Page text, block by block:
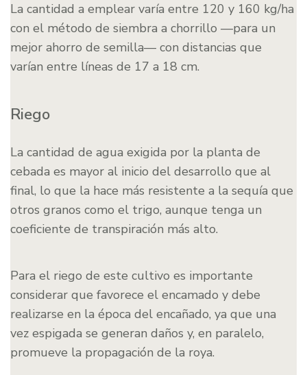
La cantidad a emplear varía entre 120 y 160 kg/ha
con el método de siembra a chorrillo —para un
mejor ahorro de semilla— con distancias que
varían entre líneas de 17 a 18 cm.
Riego
La cantidad de agua exigida por la planta de
cebada es mayor al inicio del desarrollo que al
final, lo que la hace más resistente a la sequía que
otros granos como el trigo, aunque tenga un
coeficiente de transpiración más alto.
Para el riego de este cultivo es importante
considerar que favorece el encamado y debe
realizarse en la época del encañado, ya que una
vez espigada se generan daños y, en paralelo,
promueve la propagación de la roya.